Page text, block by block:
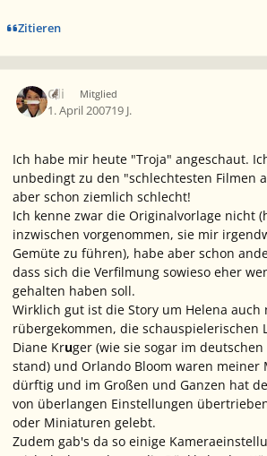
Zitieren
Oli Mitglied
1. April 200719 J.
Ich habe mir heute "Troja" angeschaut.
unbedingt zu den "schlechtesten Filmen
aber schon ziemlich schlecht!
Ich kenne zwar die Originalvorlage nicht
inzwischen vorgenommen, sie mir
Gemüte zu führen), habe aber schon
dass sich die Verfilmung sowieso eher
gehalten haben soll.
Wirklich gut ist die Story um Helena auch
rübergekommen, die schauspielerischen
Diane Kruger (wie sie sogar im
stand) und Orlando Bloom waren meiner
dürftig und im Großen und Ganzen hat
von überlangen Einstellungen
oder Miniaturen gelebt.
Zudem gab's da so einige